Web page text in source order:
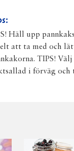
Häll upp
att ta med och
TIPS!
i förväg och